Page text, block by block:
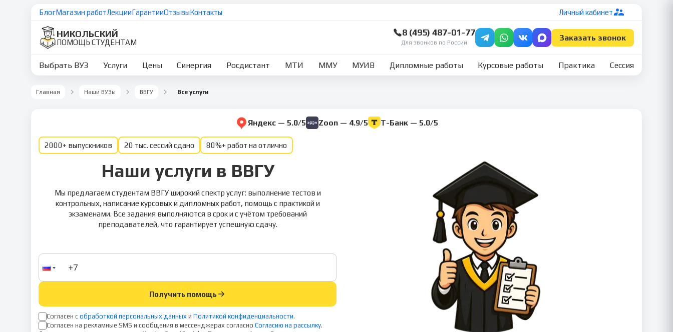
БлогМагазин работЛекцииГарантииОтзывыКонтакты Личный кабинет
НИКОЛЬСКИЙ
ПОМОЩЬ СТУДЕНТАМ
8 (495) 487-01-77
Для звонков по России
Заказать звонок
Выбрать ВУЗ Услуги Цены Синергия Росдистант МТИ ММУ МУИВ Дипломные работы Курсовые работы Практика Сессия
Главная Наши ВУЗы ВВГУ Все услуги
Яндекс — 5.0/5 Zoon — 4.9/5 Т-Банк — 5.0/5
2000+ выпускников 20 тыс. сессий сдано 80%+ работ на отлично
Наши услуги в ВВГУ
Мы предлагаем студентам ВВГУ широкий спектр услуг: выполнение тестов и
контрольных, написание курсовых и дипломных работ, помощь с практикой и
экзаменами. Все задания выполняются в срок и с учётом требований
преподавателей, что гарантирует успешную сдачу.
Получить помощь
Согласен с обработкой персональных данных и Политикой конфиденциальности.
Согласен на рекламные SMS и сообщения в мессенджерах согласно Согласию на рассылку.